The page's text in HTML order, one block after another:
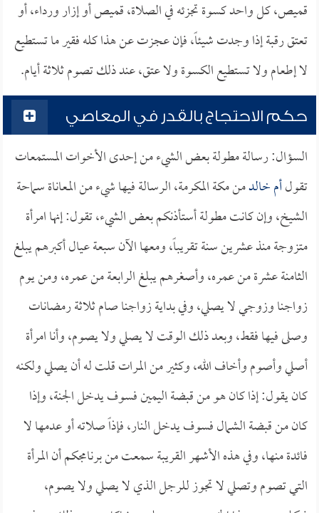
قميص، كل واحد كسوة تجزئه في الصلاة، قميص أو إزار ورداء، أو
تعتق رقبة إذا وجدت شيئاً، فإن عجزت عن هذا كله فقير ما تستطيع
لا إطعام ولا تستطيع الكسوة ولا عتق، عند ذلك تصوم ثلاثة أيام.
حكم الاحتجاج بالقدر في المعاصي
السؤال: رسالة مطولة بعض الشيء من إحدى الأخوات المستمعات
تقولأم خالدمن مكة المكرمة، الرسالة فيها شيء من المعاناة سماحة
الشيخ، وإن كانت مطولة أستأذنكم بعض الشيء، تقول: إنها امرأة
متزوجة منذ عشرين سنة تقريباً، ومعها الآن سبعة عيال أكبرهم يبلغ
الثامنة عشرة من عمره، وأصغرهم يبلغ الرابعة من عمره، ومن يوم
زواجنا وزوجي لا يصلي، وفي بداية زواجنا صام ثلاثة رمضانات
وصلى فيها فقط، وبعد ذلك الوقت لا يصلي ولا يصوم، وأنا امرأة
أصلي وأصوم وأخاف الله، وكثير من المرات قلت له أن يصلي ولكنه
كان يقول: إذا كان هو من قبضة اليمين فسوف يدخل الجنة، وإذا
كان من قبضة الشمال فسوف يدخل النار، فإذاً صلاته أو عدمها لا
فائدة منها، وفي هذه الأشهر القريبة سمعت من برنامجكم أن المرأة
التي تصوم وتصلي لا تجوز للرجل الذي لا يصلي ولا يصوم،